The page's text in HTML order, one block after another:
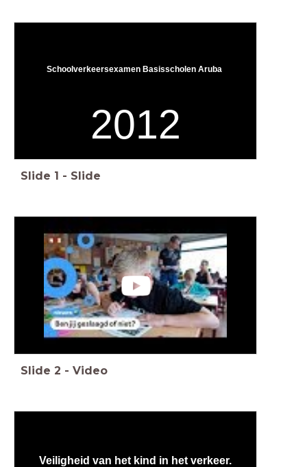
Schoolverkeersexamen Basisscholen Aruba
2012
Slide 1 - Slide
Slide 2 - Video
Veiligheid van het kind in het verkeer.